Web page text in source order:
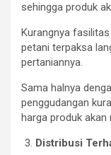
sehingga produk
Kurangnya
petani terpaksa
pertaniannya.
Sama halnya
penggudangan
harga produk akan
Distribusi